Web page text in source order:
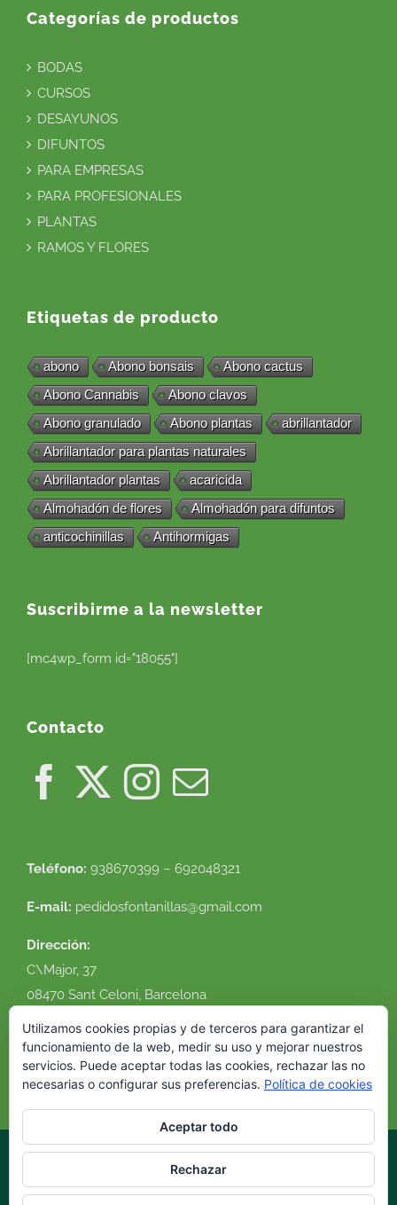
Categorías de productos
BODAS
CURSOS
DESAYUNOS
DIFUNTOS
PARA EMPRESAS
PARA PROFESIONALES
PLANTAS
RAMOS Y FLORES
Etiquetas de producto
abono Abono bonsais
Abono cactus
Abono Cannabis
Abono clavos
Abono granulado
Abono plantas
abrillantador
Abrillantador para plantas naturales
Abrillantador plantas
acaricida
Almohadón de flores
Almohadón para difuntos
anticochinillas
Antihormigas
Suscribirme a la newsletter
[mc4wp_form id="18055"]
Contacto
Teléfono: 938670399 – 692048321
E-mail: pedidosfontanillas@gmail.com
Dirección:
C\Major, 37
08470 Sant Celoni, Barcelona
Ver en google maps
© 2016 Flor Natural. Todos los derechos reservados. |
cookies|Condiciones de uso|Envíos y devoluciones|Diseño
Utilizamos cookies propias y de terceros para garantizar el
funcionamiento de la web, medir su uso y mejorar nuestros
servicios. Puede aceptar todas las cookies, rechazar las no
necesarias o configurar sus preferencias. Política de cookies
Aceptar todo
Rechazar